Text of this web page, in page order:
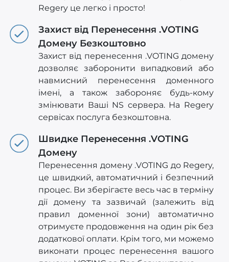
Regery це легко і просто!
Захист від Перенесення .VOTING
Домену Безкоштовно
Захист від перенесення .VOTING домену
дозволяє заборонити випадковий або
навмисний перенесення доменного
імені, а також забороняє будь-кому
змінювати Ваші NS сервера. На Regery
сервісах послуга безкоштовна.
Швидке Перенесення .VOTING
Домену
Перенесення домену .VOTING до Regery,
це швидкий, автоматичний і безпечний
процес. Ви зберігаєте весь час в терміну
дії домену та зазвичай (залежить від
правил доменної зони) автоматично
отримуєте продовження на один рік без
додаткової оплати. Крім того, ми можемо
виконати процес перенесення вашого